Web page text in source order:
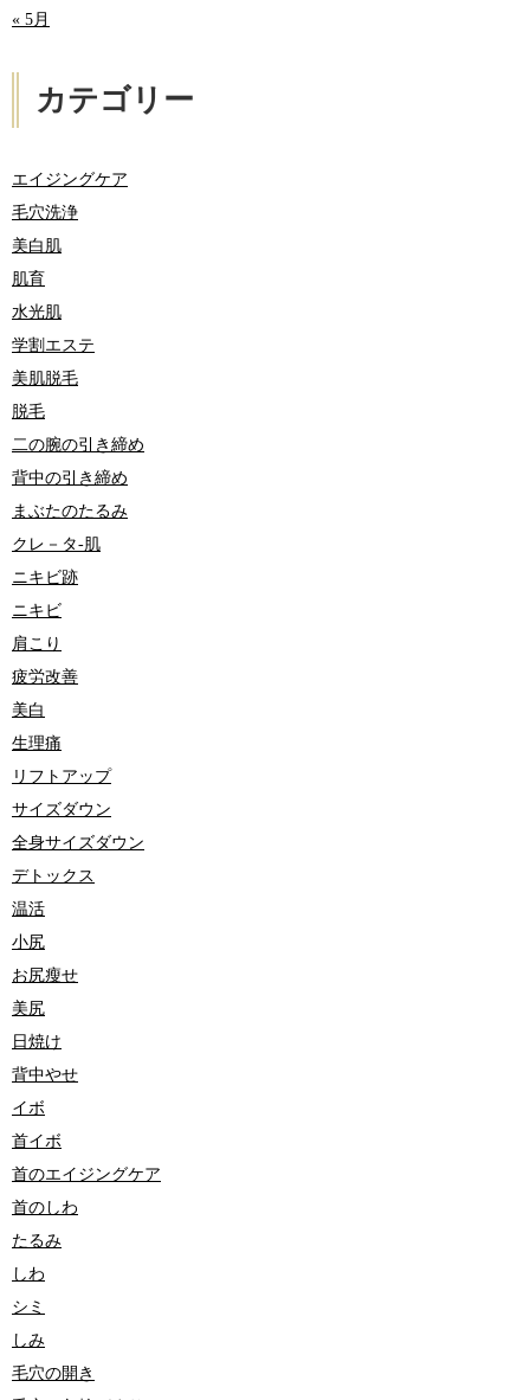
« 5月
カテゴリー
エイジングケア
毛穴洗浄
美白肌
肌育
水光肌
学割エステ
美肌脱毛
脱毛
二の腕の引き締め
背中の引き締め
まぶたのたるみ
クレ－タ-肌
ニキビ跡
ニキビ
肩こり
疲労改善
美白
生理痛
リフトアップ
サイズダウン
全身サイズダウン
デトックス
温活
小尻
お尻瘦せ
美尻
日焼け
背中やせ
イボ
首イボ
首のエイジングケア
首のしわ
たるみ
しわ
シミ
しみ
毛穴の開き